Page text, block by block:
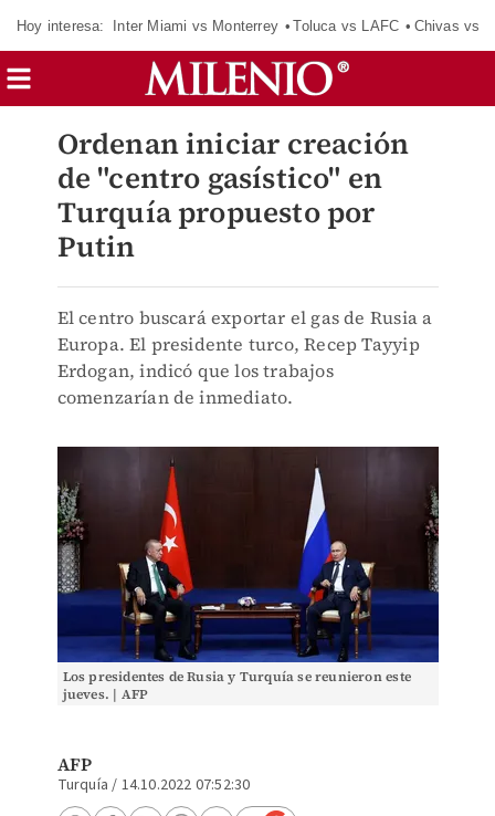
Hoy interesa: Inter Miami vs Monterrey Toluca vs LAFC Chivas vs
Ordenan iniciar creación
de "centro gasístico" en
Turquía propuesto por
Putin
El centro buscará exportar el gas de Rusia a
Europa. El presidente turco, Recep Tayyip
Erdogan, indicó que los trabajos
comenzarían de inmediato.
Los presidentes de Rusia y Turquía se reunieron este
jueves. | AFP
AFP
Turquía / 14.10.2022 07:52:30